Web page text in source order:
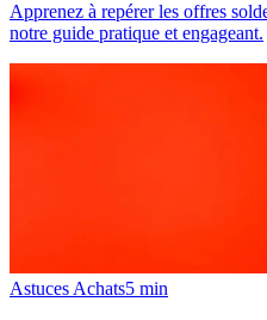
Apprenez à repérer les offres
notre guide pratique et engageant.
Astuces Achats5 min